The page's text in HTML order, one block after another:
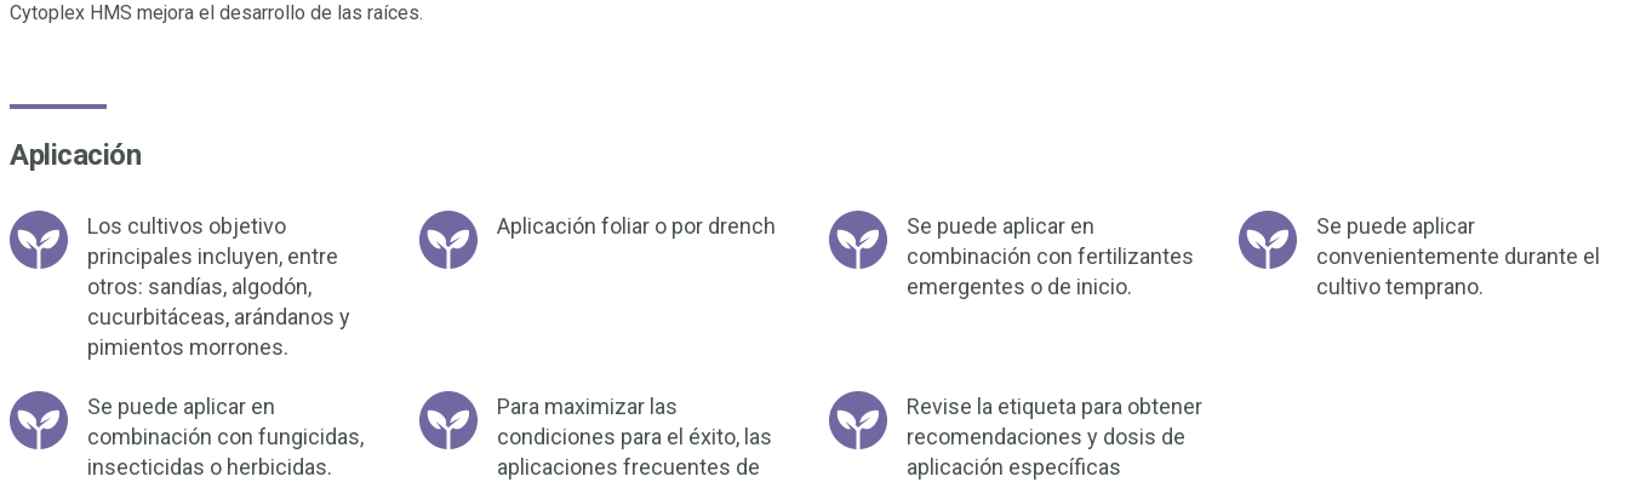
Cytoplex HMS mejora el desarrollo de las raíces.
Aplicación
Los cultivos objetivo
principales incluyen, entre
otros: sandías, algodón,
cucurbitáceas, arándanos y
pimientos morrones.
Aplicación foliar o por drench
Se puede aplicar en
combinación con fertilizantes
emergentes o de inicio.
Se puede aplicar
convenientemente durante el
cultivo temprano.
Se puede aplicar en
combinación con fungicidas,
insecticidas o herbicidas.
Para maximizar las
condiciones para el éxito, las
aplicaciones frecuentes de
Revise la etiqueta para obtener
recomendaciones y dosis de
aplicación específicas